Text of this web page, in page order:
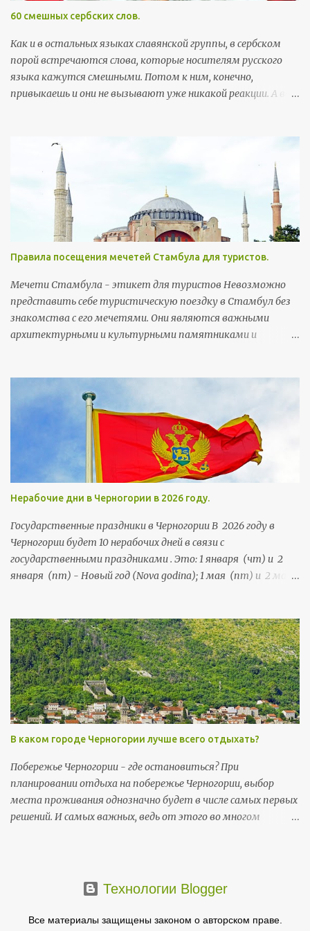
60 смешных сербских слов.
Как и в остальных языках славянской группы, в сербском
порой встречаются слова, которые носителям русского
языка кажутся смешными. Потом к ним, конечно,
привыкаешь и они не вызывают уже никакой реакции. А вот
примеры, которые можно встретить в повседневной
жизни. Так как пост скорее развлекательный, а не
образовательный, слова приведены без ударений (кстати, с
правильными, а не теми ударениями, которые
русскоговорящие ставят интуитивно, многие слова уже не
так смешны). Первым в строке идет произношение, в
скобках - написание слова на сербской латинице, ну а
потом, соответственно, перевод. Бубашвабе (bubašvabe) -
тараканы бубумаре (bubamare) - божьи коровки вилюшка
(viljušка) - вилка возила (vozila) - транспортные средства
дойка (dojka) - грудь Деда Mраз (Deda Mraz) - Дед Мороз
Правила посещения мечетей Стамбула для туристов.
Мечети Стамбула - этикет для туристов Невозможно
представить себе туристическую поездку в Стамбул без
знакомства с его мечетями. Они являются важными
архитектурными и культурными памятниками и
возводили члены правящей династии, султаны, богатые
горожане и высокопоставленные чиновники, а потому
многим мечетям есть чем похвастаться и удивить своих
Нерабочие дни в Черногории в 2026 году.
Государственные праздники в Черногории В 2026 году в
Черногории будет 10 нерабочих дней в связи с
государственными праздниками . Это: 1 января (чт) и 2
января (пт) - Новый год (Nova godina); 1 мая (пт) и 2 мая
и 14 июля (вт) - День государственности (Dan državnosti);
13 ноября (пт) и 14 ноября (сб) - Негошев день (Njegošev
dan), праздник черногорской культуры .
В каком городе Черногории лучше всего отдыхать?
Побережье Черногории - где остановиться? При
планировании отдыха на побережье Черногории, выбор
места проживания однозначно будет в числе самых первых
решений. И самых важных, ведь от этого во многом
сосредоточены на побережье.Технологии Blogger
Все материалы защищены законом о авторском праве.